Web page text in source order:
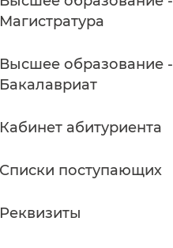
Магистратура
Высшее образование -
Бакалавриат
Кабинет абитуриента
Списки поступающих
Реквизиты